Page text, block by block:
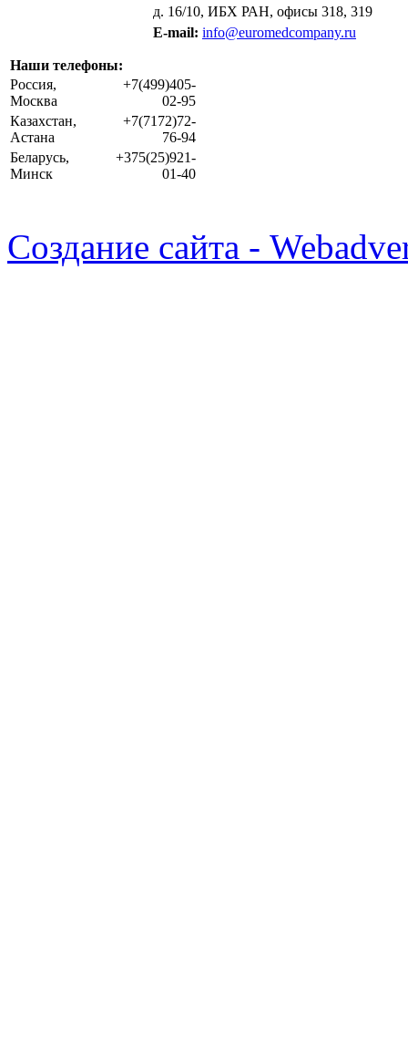
д. 16/10, ИБХ РАН, офисы 318, 319
E-mail: info@euromedcompany.ru
Наши телефоны:
Россия,
Москва
+7(499)405-
02-95
Казахстан,
Астана
+7(7172)72-
76-94
Беларусь,
Минск
+375(25)921-
01-40
Создание сайта -